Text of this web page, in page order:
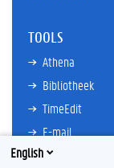
TOOLS
Athena
Bibliotheek
TimeEdit
E-mail
Ufora
English